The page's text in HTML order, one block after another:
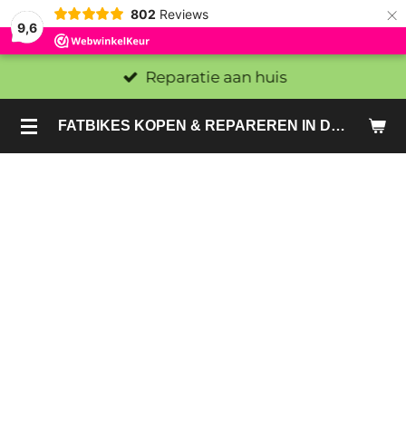
9,6
802 Reviews ×
FATBIKES KOPEN & REPAREREN IN DEN HAAG EN ZOETERMEER - SACHE BIKES
Reparatie aan huis